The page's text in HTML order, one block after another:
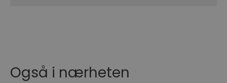
Også i nærheten